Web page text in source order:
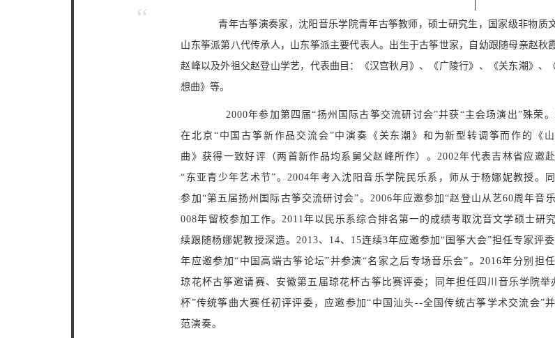
“
青年古筝演奏家，沈阳音乐学院青年古筝教师，硕士研究生，国家级非物质
山东筝派第八代传承人，山东筝派主要代表人。出生于古筝世家，自幼跟随母亲赵秋
赵峰以及外祖父赵登山学艺，代表曲目：《汉宫秋月》、《广陵行》、《关东潮》、
想曲》等。
2000年参加第四届“扬州国际古筝交流研讨会”并获“主会场演出”殊荣。
在北京“中国古筝新作品交流会”中演奏《关东潮》和为新型转调筝而作的《
曲》获得一致好评（两首新作品均系舅父赵峰所作）。2002年代表吉林省应邀
“东亚青少年艺术节”。2004年考入沈阳音乐学院民乐系，师从于杨娜妮教授。
参加“第五届扬州国际古筝交流研讨会”。2006年应邀参加“赵登山从艺60周年音
008年留校参加工作。2011年以民乐系综合排名第一的成绩考取沈音文学硕士研
续跟随杨娜妮教授深造。2013、14、15连续3年应邀参加“国筝大会”担任专家评
年应邀参加“中国高端古筝论坛”并参演“名家之后专场音乐会”。2016年分别担
琼花杯古筝邀请赛、安徽第五届琼花杯古筝比赛评委；同年担任四川音乐学院举
杯”传统筝曲大赛任初评评委，应邀参加“中国汕头--全国传统古筝学术交流会”
范演奏。